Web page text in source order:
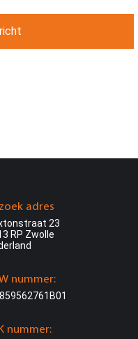
adres
23
RP Zwolle
nummer:
nummer: